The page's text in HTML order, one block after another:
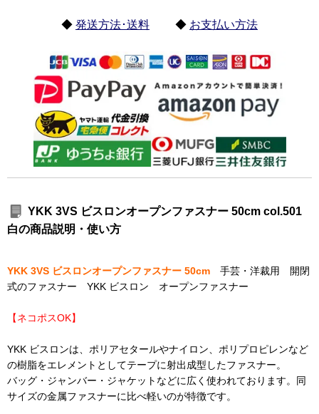
◆ 発送方法･送料 ◆ お支払い方法
YKK 3VS ビスロンオープンファスナー 50cm col.501
白の商品説明・使い方
YKK 3VS ビスロンオープンファスナー 50cm 手芸・洋裁用 開閉
式のファスナー YKK ビスロン オープンファスナー
【ネコポスOK】
YKK ビスロンは、ポリアセタールやナイロン、ポリプロピレンなど
の樹脂をエレメントとしてテープに射出成型したファスナー。
バッグ・ジャンバー・ジャケットなどに広く使われております。同
サイズの金属ファスナーに比べ軽いのが特徴です。